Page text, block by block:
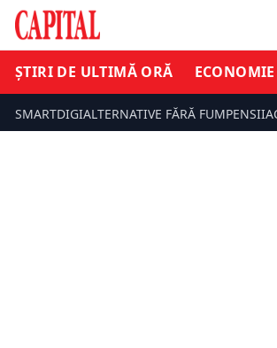
ȘTIRI DE ULTIMĂ ORĂ ECONOMIE
SMARTDIGIALTERNATIVE FĂRĂ FUMPENSII